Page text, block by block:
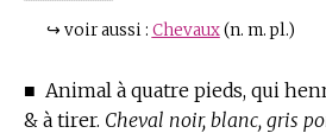
↪ voir aussi : Chevaux (n. m. pl.)
■ Animal à quatre pieds, qui
& à tirer. Cheval noir, blanc, gris